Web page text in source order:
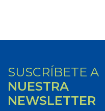
SUSCRÍBETE A
NUESTRA
NEWSLETTER